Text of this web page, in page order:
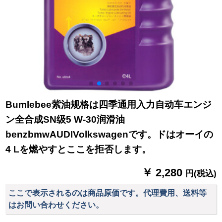
Bumlebee紫油规格は四季通用入力自动车エンジ
ン全合成SN级5 W-30润滑油
benzbmwAUDIVolkswagenです。ドはオーイの
4 Lを燃やすとここを拒否します。
￥ 2,280 円(税込)
ここで表示されるのは商品原価です。代理費用、送料等
はお問い合わせください。